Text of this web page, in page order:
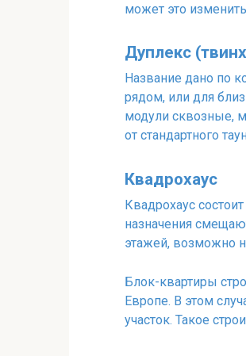
может это
Дуплекс
Название дано по
рядом, или для
модули сквозные,
от стандартного
Квадрохаус
Квадрохаус
назначения
этажей, возможно
Блок-квартиры
Европе. В этом
участок. Такое